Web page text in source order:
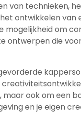
van technieken,
ontwikkelen van
mogelijkheid om
ontwerpen die
ook om een
en je eigen